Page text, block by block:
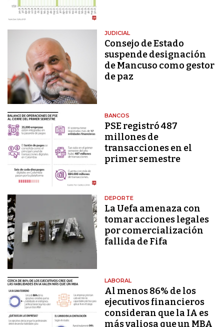
JUDICIAL
Consejo de Estado
suspende designación
de Mancuso como gestor
de paz
BANCOS
PSE registró 487
millones de
transacciones en el
primer semestre
DEPORTE
La Uefa amenaza con
tomar acciones legales
por comercialización
fallida de Fifa
LABORAL
Al menos 86% de los
ejecutivos financieros
consideran que la IA es
más valiosa que un MBA